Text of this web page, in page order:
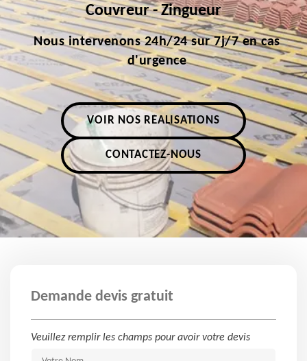
Couvreur - Zingueur
Nous intervenons 24h/24 sur 7j/7 en cas
d'urgence
VOIR NOS RÉALISATIONS
CONTACTEZ-NOUS
Demande devis gratuit
Veuillez remplir les champs pour avoir votre devis